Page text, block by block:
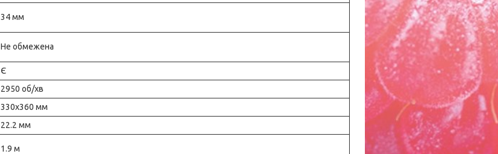
34 мм
Не обмежена
Є
2950 об/хв
330x360 мм
22.2 мм
1.9 м